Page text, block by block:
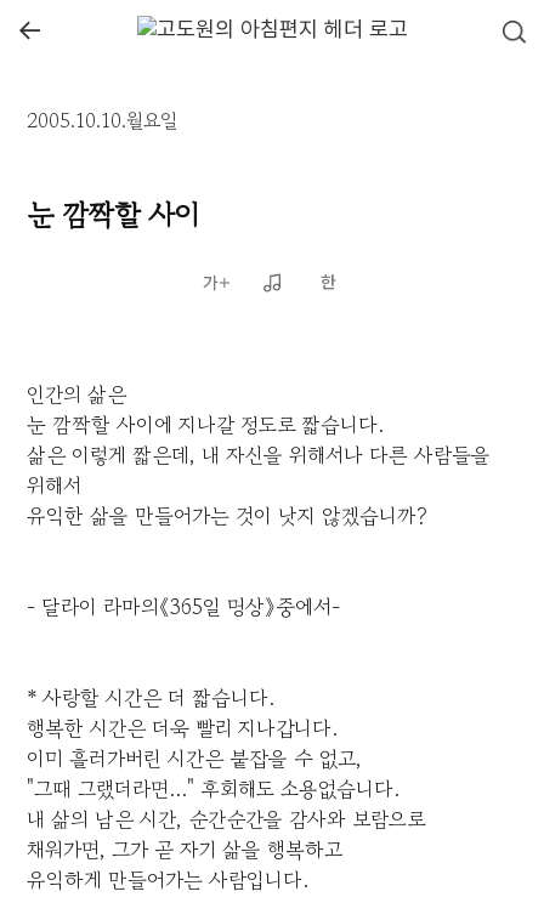
←
2005.10.10.월요일
눈 깜짝할 사이
인간의 삶은
눈 깜짝할 사이에 지나갈 정도로 짧습니다.
삶은 이렇게 짧은데, 내 자신을 위해서나 다른 사람들을
위해서
유익한 삶을 만들어가는 것이 낫지 않겠습니까?
- 달라이 라마의《365일 명상》중에서-
* 사랑할 시간은 더 짧습니다.
행복한 시간은 더욱 빨리 지나갑니다.
이미 흘러가버린 시간은 붙잡을 수 없고,
"그때 그랬더라면..." 후회해도 소용없습니다.
내 삶의 남은 시간, 순간순간을 감사와 보람으로
채워가면, 그가 곧 자기 삶을 행복하고
유익하게 만들어가는 사람입니다.